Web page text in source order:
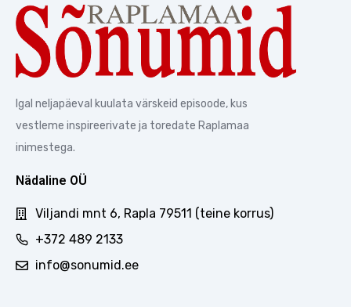
Igal neljapäeval kuulata värskeid episoode, kus
vestleme inspireerivate ja toredate Raplamaa
inimestega.
Nädaline OÜ
Viljandi mnt 6, Rapla 79511 (teine korrus)
+372 489 2133
info@sonumid.ee